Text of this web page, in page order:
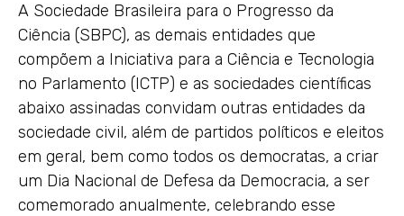
A Sociedade Brasileira para o Progresso da
Ciência (SBPC), as demais entidades que
compõem a Iniciativa para a Ciência e Tecnologia
no Parlamento (ICTP) e as sociedades científicas
abaixo assinadas convidam outras entidades da
sociedade civil, além de partidos políticos e eleitos
em geral, bem como todos os democratas, a criar
um Dia Nacional de Defesa da Democracia, a ser
comemorado anualmente, celebrando esse